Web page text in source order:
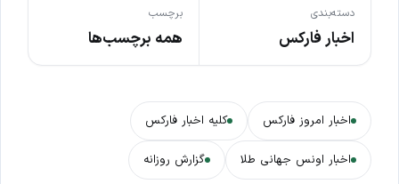
دسته‌بندی
اخبار فارکس
برچسب
همه برچسب‌ها
اخبار امروز فارکس کلیه اخبار فارکس
اخبار اونس جهانی طلا گزارش روزانه